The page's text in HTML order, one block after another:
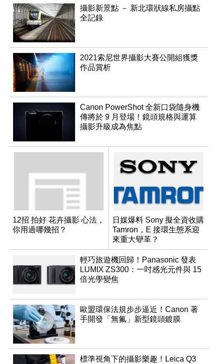
攝影新景點 － 新北環狀線私房攝點
全記錄
2021索尼世界攝影大賽公開組獲獎
作品賞析
Canon PowerShot 全新口袋隨身機
傳將於 9 月登場！鏡頭規格與運算
攝影升級成為焦點
12招 拍好 花卉攝影 心法，
你用過哪幾招？
日媒爆料 Sony 擬全資收購
Tamron，E 接環生態系迎
來重大變革？
輕巧旅遊機回歸！Panasonic 發表
LUMIX ZS300：一吋感光元件與 15
倍光學變焦
歐盟環保法規步步逼近！Canon 著
手開發「無氟」新型鏡頭鍍膜
標準視角下的攝影樂趣！Leica Q3